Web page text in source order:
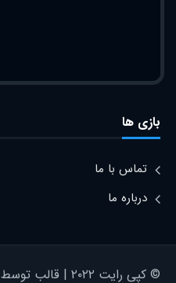
بازی ها
تماس با ما
درباره ما
© کپی رایت ۲۰۲۲ | قالب توسط